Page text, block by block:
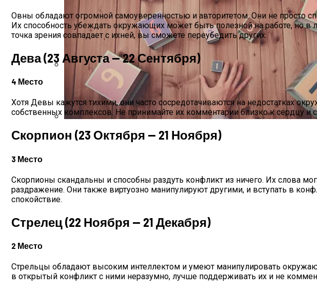
Дебютировал Крупный Кроссовер Mazda CX-90: Неужели
Как С Помощью Нумерологии Определить, В Какие Даты На
Овны обладают огромной самоуверенностью и авторитетом. Они не просто
Их способность убеждать окружающих может быть полезной на работе, но
точка зрения совпадает с ихней, вы сможете переубедить других.
Дева (23 Августа — 22 Сентября)
4 Место
Хотя Девы кажутся тихими, они часто сосредотачиваются на недостатках
собственных комплексов. Не принимайте их комментарии близко к сердцу и
Скорпион (23 Октября — 21 Ноября)
3 Место
Скорпионы скандальны и способны раздуть конфликт из ничего. Их слова
раздражение. Они также виртуозно манипулируют другими, и вступать в
спокойствие.
Стрелец (22 Ноября — 21 Декабря)
2 Место
Стрельцы обладают высоким интеллектом и умеют манипулировать
в открытый конфликт с ними неразумно, лучше поддерживать их и не